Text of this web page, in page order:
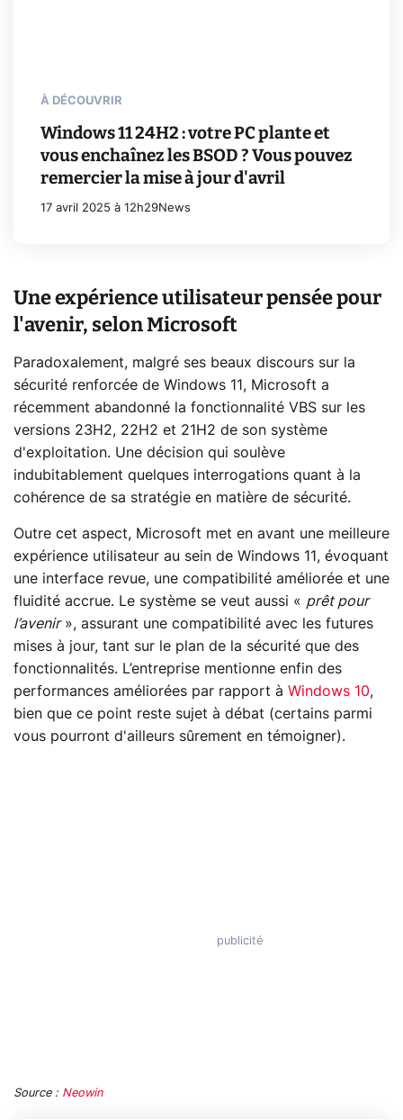
À DÉCOUVRIR
Windows 11 24H2 : votre PC plante et
vous enchaînez les BSOD ? Vous pouvez
remercier la mise à jour d'avril
17 avril 2025 à 12h29News
Une expérience utilisateur pensée pour
l'avenir, selon Microsoft
Paradoxalement, malgré ses beaux discours sur la
sécurité renforcée de Windows 11, Microsoft a
récemment abandonné la fonctionnalité VBS sur les
versions 23H2, 22H2 et 21H2 de son système
d'exploitation. Une décision qui soulève
indubitablement quelques interrogations quant à la
cohérence de sa stratégie en matière de sécurité.
Outre cet aspect, Microsoft met en avant une meilleure
expérience utilisateur au sein de Windows 11, évoquant
une interface revue, une compatibilité améliorée et une
fluidité accrue. Le système se veut aussi « prêt pour
l’avenir», assurant une compatibilité avec les futures
mises à jour, tant sur le plan de la sécurité que des
fonctionnalités. L’entreprise mentionne enfin des
performances améliorées par rapport à Windows 10,
bien que ce point reste sujet à débat (certains parmi
vous pourront d'ailleurs sûrement en témoigner).
Source : Neowin